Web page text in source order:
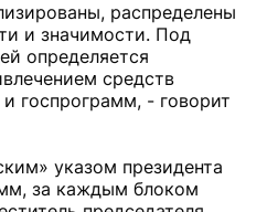
распределены
и значимости. Под
определяется
средств
госпрограмм, - говорит
указом президента
за каждым блоком